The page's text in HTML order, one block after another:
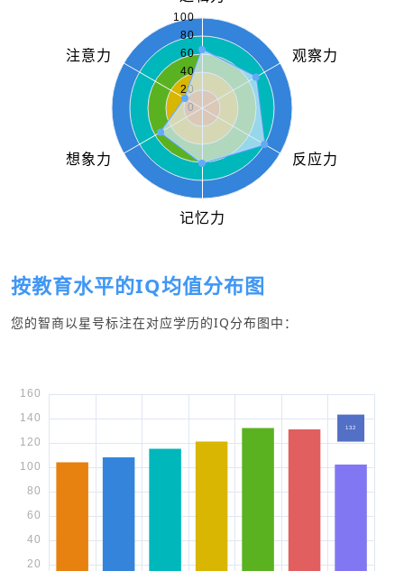
按教育水平的IQ均值分布图
您的智商以星号标注在对应学历的IQ分布图中：